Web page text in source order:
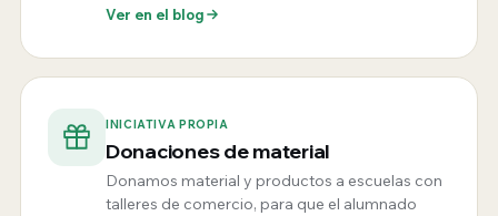
Ver en el blog
INICIATIVA PROPIA
Donaciones de material
Donamos material y productos a escuelas con
talleres de comercio, para que el alumnado